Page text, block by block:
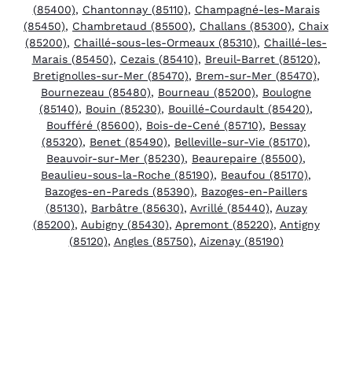
(85400), Chantonnay (85110), Champagné-les-Marais
(85450), Chambretaud (85500), Challans (85300), Chaix
(85200), Chaillé-sous-les-Ormeaux (85310), Chaillé-les-
Marais (85450), Cezais (85410), Breuil-Barret (85120),
Bretignolles-sur-Mer (85470), Brem-sur-Mer (85470),
Bournezeau (85480), Bourneau (85200), Boulogne
(85140), Bouin (85230), Bouillé-Courdault (85420),
Boufféré (85600), Bois-de-Cené (85710), Bessay
(85320), Benet (85490), Belleville-sur-Vie (85170),
Beauvoir-sur-Mer (85230), Beaurepaire (85500),
Beaulieu-sous-la-Roche (85190), Beaufou (85170),
Bazoges-en-Pareds (85390), Bazoges-en-Paillers
(85130), Barbâtre (85630), Avrillé (85440), Auzay
(85200), Aubigny (85430), Apremont (85220), Antigny
(85120), Angles (85750), Aizenay (85190)